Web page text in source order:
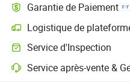
Garantie de Paiement
Logistique de
Suivi d'expédition plus clair
Service d'Inspection
Inspection préalable à
Service après-vente &
Résolution des litiges assistée